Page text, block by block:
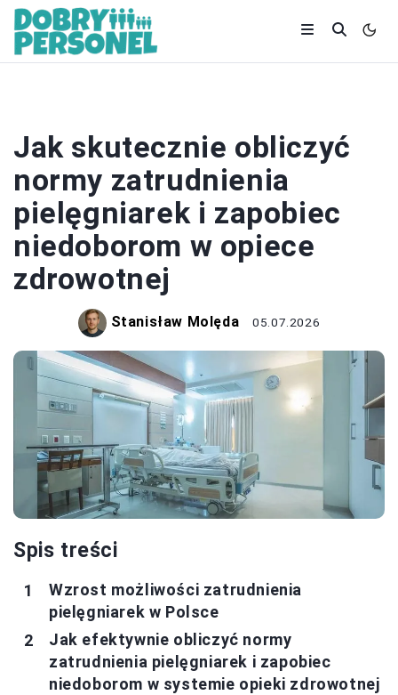
Jak skutecznie obliczyć
normy zatrudnienia
pielęgniarek i zapobiec
niedoborom w opiece
zdrowotnej
Stanisław Molęda 05.07.2026
Spis treści
Wzrost możliwości zatrudnienia
pielęgniarek w Polsce
Jak efektywnie obliczyć normy
zatrudnienia pielęgniarek i zapobiec
niedoborom w systemie opieki zdrowotnej